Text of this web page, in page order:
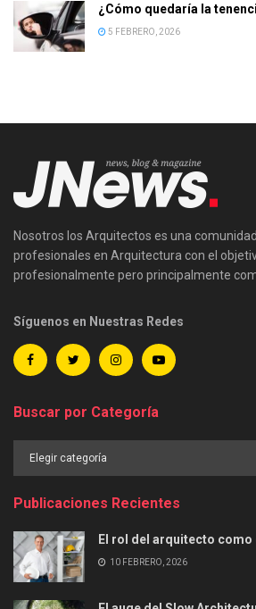
¿Cómo quedaría la
5 FEBRERO, 2026
Nosotros los Arquitectos es una
profesionales en Arquitectura con el
profesionalmente pero principalmente
Síguenos en Nuestras Redes
Buscar por Categoría
Publicaciones Recientes
El rol del arquitecto
10 FEBRERO, 2026